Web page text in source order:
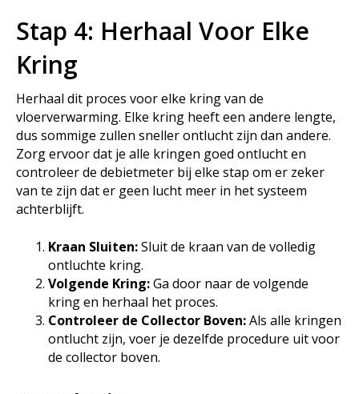
Stap 4: Herhaal Voor Elke
Kring
Herhaal dit proces voor elke kring van de
vloerverwarming. Elke kring heeft een andere lengte,
dus sommige zullen sneller ontlucht zijn dan andere.
Zorg ervoor dat je alle kringen goed ontlucht en
controleer de debietmeter bij elke stap om er zeker
van te zijn dat er geen lucht meer in het systeem
achterblijft.
Kraan Sluiten:Sluit de kraan van de volledig
ontluchte kring.
Volgende Kring:Ga door naar de volgende
kring en herhaal het proces.
Controleer de Collector Boven:Als alle kringen
ontlucht zijn, voer je dezelfde procedure uit voor
de collector boven.